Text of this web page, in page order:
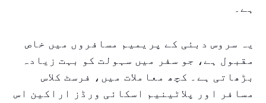
ہے۔
یہ سروس دبئی کے پریمیم مسافروں میں خاص
مقبول ہے، جو سفر میں سہولت کو بہت زیادہ
بڑھاتی ہے۔ کچھ معاملات میں، فرسٹ کلاس
مسافر اور پلاٹینیم اسکائی ورڈز اراکین اس